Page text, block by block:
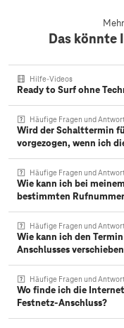
Das könnte
Hilfe-Videos
Ready to Surf ohne
Häufige Fragen und
Wird der Schalttermin
vorgezogen, wenn ich
Häufige Fragen und
Wie kann ich bei
bestimmten
Häufige Fragen und
Wie kann ich den
Anschlusses
Häufige Fragen und
Wo finde ich die
Festnetz-Anschluss?